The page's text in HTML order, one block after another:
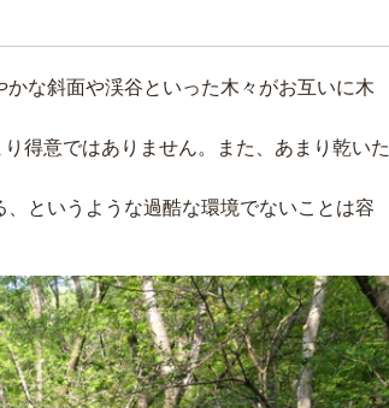
な斜面や渓谷といった木々がお互いに木
得意ではありません。また、あまり乾いた
というような過酷な環境でないことは容